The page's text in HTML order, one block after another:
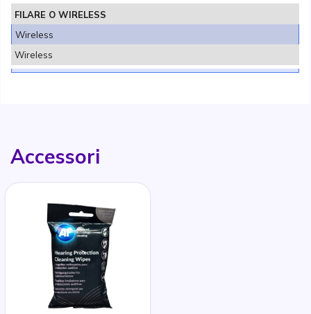
FILARE O WIRELESS
Wireless
Wireless
Accessori